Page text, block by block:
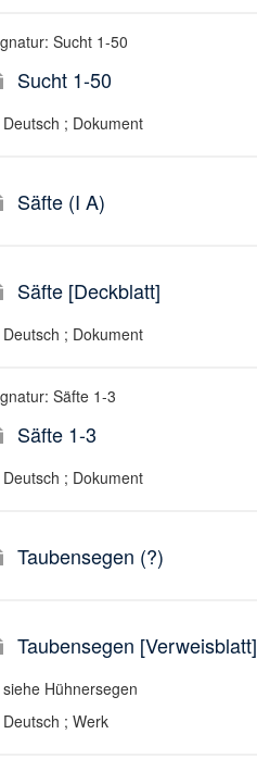
Sucht 1-50
Sucht 1-50
Deutsch ; Dokument
Säfte (I A)
Säfte [Deckblatt]
Deutsch ; Dokument
Säfte 1-3
Säfte 1-3
Deutsch ; Dokument
Taubensegen (?)
Taubensegen [Verweisblatt]
siehe Hühnersegen
Deutsch ; Werk